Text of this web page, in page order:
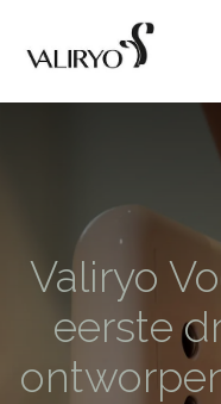
Valiryo
eerste